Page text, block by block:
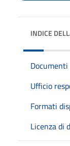
INDICE
Documenti
Ufficio
Formati
Licenza di